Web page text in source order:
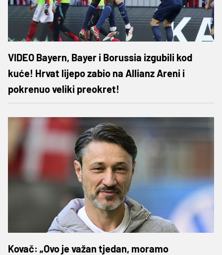
VIDEO Bayern, Bayer i Borussia izgubili kod
kuće! Hrvat lijepo zabio na Allianz Areni i
pokrenuo veliki preokret!
Kovač: „Ovo je važan tjedan, moramo